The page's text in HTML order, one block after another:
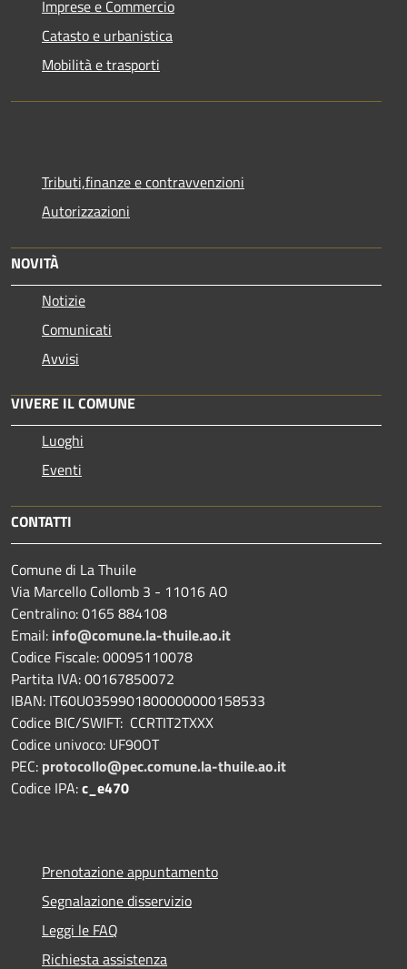
Imprese e Commercio
Catasto e urbanistica
Mobilità e trasporti
Tributi,finanze e contravvenzioni
Autorizzazioni
NOVITÀ
Notizie
Comunicati
Avvisi
VIVERE IL COMUNE
Luoghi
Eventi
CONTATTI
Comune di La Thuile
Via Marcello Collomb 3 - 11016 AO
Centralino: 0165 884108
Email: info@comune.la-thuile.ao.it
Codice Fiscale: 00095110078
Partita IVA: 00167850072
IBAN: IT60U0359901800000000158533
Codice BIC/SWIFT: CCRTIT2TXXX
Codice univoco: UF90OT
PEC: protocollo@pec.comune.la-thuile.ao.it
Codice IPA:c_e470
Prenotazione appuntamento
Segnalazione disservizio
Leggi le FAQ
Richiesta assistenza